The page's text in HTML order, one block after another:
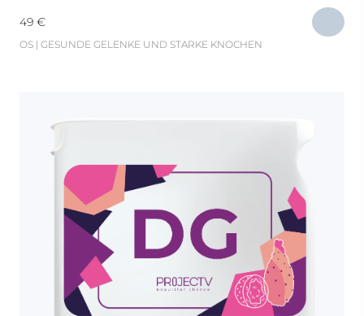
49 €
OS | GESUNDE GELENKE UND STARKE KNOCHEN